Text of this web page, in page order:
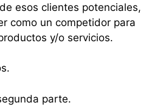
esos clientes potenciales,
como un competidor para
y/o servicios.
parte.